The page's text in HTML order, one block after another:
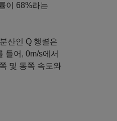
이 68%라는
산인 Q 행렬은
들어, 0m/s에서
및 동쪽 속도와